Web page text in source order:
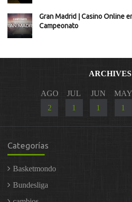
Gran Madrid | Casino Online
Campeonato
AGO
2
JUL
1
JUN
1
MAY
1
Categorías
Basketmondo
Bundesliga